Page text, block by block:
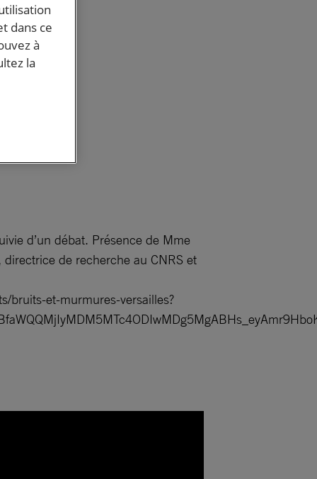
d’un débat. Présence de Mme
de recherche au CNRS et
bruits-et-murmures-versailles?
dans ce
à
la